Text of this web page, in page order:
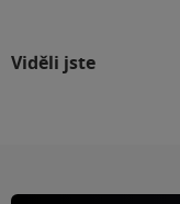
Viděli jste